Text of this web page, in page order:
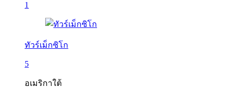
1
ทัวร์เม็กซิโก
5
อเมริกาใต้